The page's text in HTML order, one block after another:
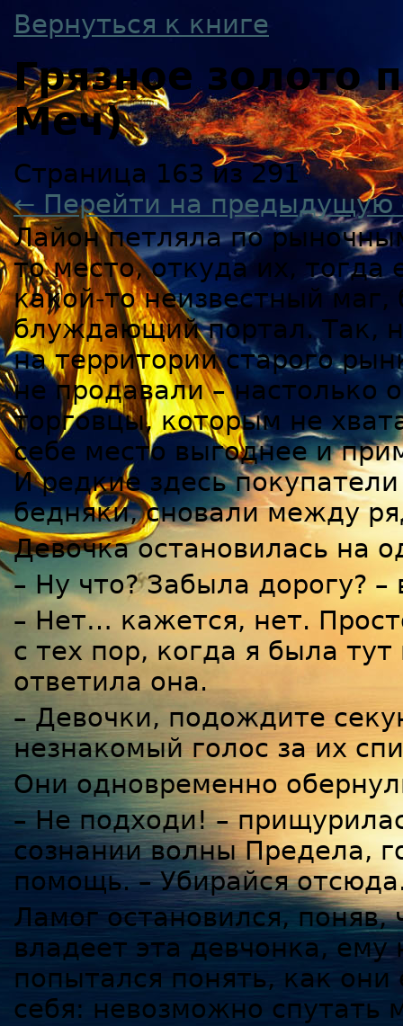
Вернуться к книге
Грязное
Меч)
Страница 163 из 291
← Перейти на предыдущую
Лайон петляла по
то место, откуда их,
какой-то неизвестный
блуждающий портал. Так,
на территории старого
не продавали – настолько
торговцы, которым не
себе место выгоднее и
И редкие здесь
бедняки, сновали между
Девочка остановилась на
– Ну что? Забыла дорогу?
– Нет… кажется, нет.
с тех пор, когда я была
ответила она.
– Девочки, подождите
незнакомый голос за их
Они одновременно
– Не подходи! –
сознании волны Предела,
помощь. – Убирайся
Ламог остановился,
владеет эта девчонка,
попытался понять, как они
себя: невозможно спутать